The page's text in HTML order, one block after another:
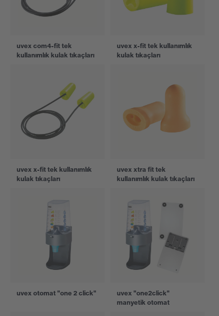
uvex com4-fit tek
kullanımlık kulak tıkaçları
uvex x-fit tek kullanımlık
kulak tıkaçları
uvex x-fit tek kullanımlık
kulak tıkaçları
uvex xtra fit tek
kullanımlık kulak tıkaçları
uvex otomat "one 2 click"
uvex "one2click"
manyetik otomat